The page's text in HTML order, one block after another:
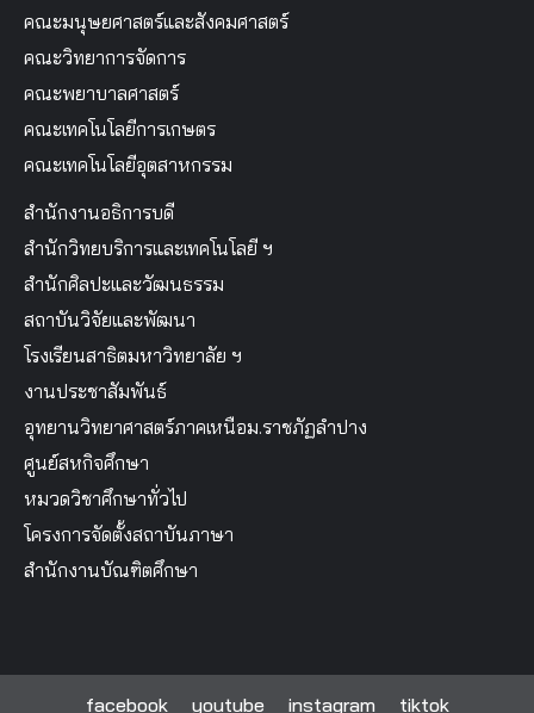
คณะมนุษยศาสตร์และสังคมศาสตร์
คณะวิทยาการจัดการ
คณะพยาบาลศาสตร์
คณะเทคโนโลยีการเกษตร
คณะเทคโนโลยีอุตสาหกรรม
สำนักงานอธิการบดี
สำนักวิทยบริการและเทคโนโลยี ฯ
สำนักศิลปะและวัฒนธรรม
สถาบันวิจัยและพัฒนา
โรงเรียนสาธิตมหาวิทยาลัย ฯ
งานประชาสัมพันธ์
อุทยานวิทยาศาสตร์ภาคเหนือม.ราชภัฏลำปาง
ศูนย์สหกิจศึกษา
หมวดวิชาศึกษาทั่วไป
โครงการจัดตั้งสถาบันภาษา
สำนักงานบัณฑิตศึกษา
facebook youtube instagram tiktok